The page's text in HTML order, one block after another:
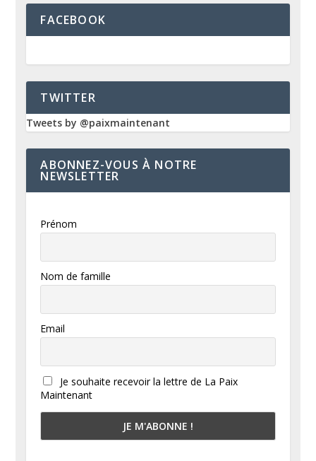
FACEBOOK
TWITTER
Tweets by @paixmaintenant
ABONNEZ-VOUS À NOTRE
NEWSLETTER
Prénom
Nom de famille
Email
Je souhaite recevoir la lettre de La Paix
Maintenant